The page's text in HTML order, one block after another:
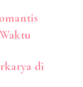
di